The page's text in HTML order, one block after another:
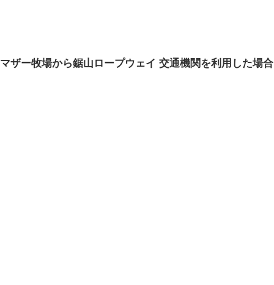
マザー牧場から鋸山ロープウェイ 交通機関を利用した場合